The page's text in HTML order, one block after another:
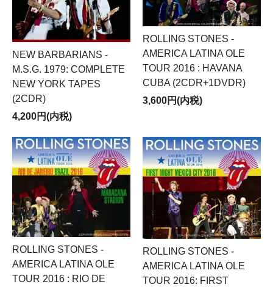
NEW BARBARIANS -
M.S.G. 1979: COMPLETE
NEW YORK TAPES
(2CDR)
4,200円(内税)
ROLLING STONES -
AMERICA LATINA OLE
TOUR 2016 : HAVANA
CUBA (2CDR+1DVDR)
3,600円(内税)
ROLLING STONES -
AMERICA LATINA OLE
TOUR 2016 : RIO DE
ROLLING STONES -
AMERICA LATINA OLE
TOUR 2016: FIRST